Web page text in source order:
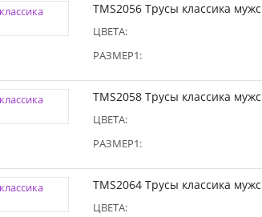
TMS2056 Трусы классика
ЦВЕТА:
РАЗМЕР1:
TMS2058 Трусы классика
ЦВЕТА:
РАЗМЕР1:
TMS2064 Трусы классика
ЦВЕТА: